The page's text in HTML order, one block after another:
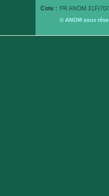
Cote : FR ANOM
© ANOM sous